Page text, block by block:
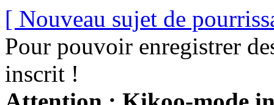
[ Nouveau sujet de
Pour pouvoir enregistrer
inscrit !